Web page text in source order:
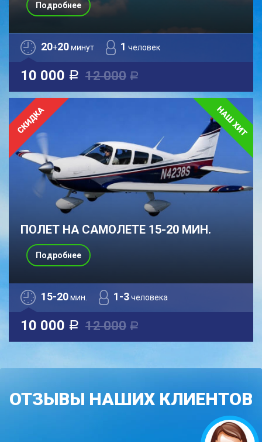
20+20минут 1 человек
10 000 a 12 000 a
Подробнее
ПОЛЕТ НА САМОЛЕТЕ 15-20 МИН.
15-20мин. 1-3человека
10 000 a 12 000 a
Подробнее
ОТЗЫВЫ НАШИХ КЛИЕНТОВ